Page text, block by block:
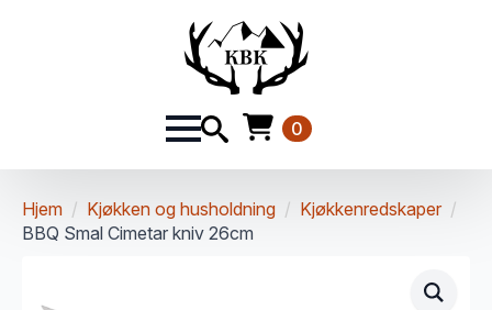
0
Hjem Kjøkken og husholdning
Kjøkkenredskaper
BBQ Smal Cimetar kniv 26cm